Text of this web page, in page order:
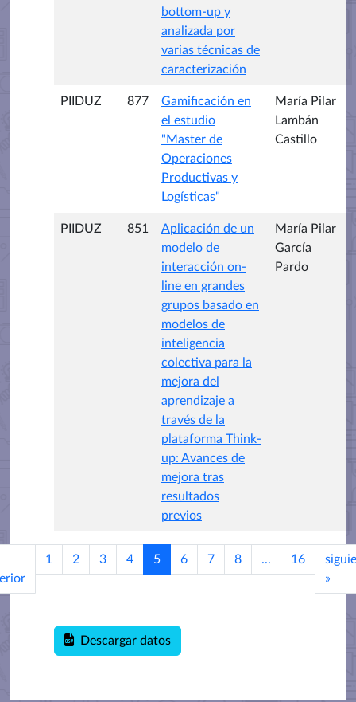
bottom-up y
analizada por
varias técnicas de
caracterización
PIIDUZ 877
Gamificación en
el estudio
"Master de
Operaciones
Productivas y
Logísticas"
María Pilar
Lambán
Castillo
PIIDUZ 851
Aplicación de un
modelo de
interacción on-
line en grandes
grupos basado en
modelos de
inteligencia
colectiva para la
mejora del
aprendizaje a
través de la
plataforma Think-
up: Avances de
mejora tras
resultados
previos
María Pilar
García
Pardo
1 2 3 4 5 6 7 8 ... 16
»
Descargar datos